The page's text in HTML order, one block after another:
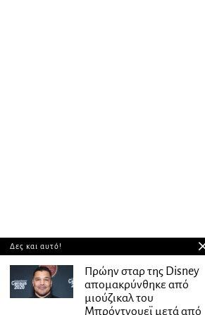
Δες και αυτό!
Πρώην σταρ της Disney
απομακρύνθηκε από
μιούζικαλ του
Μπρόντγουεϊ μετά από